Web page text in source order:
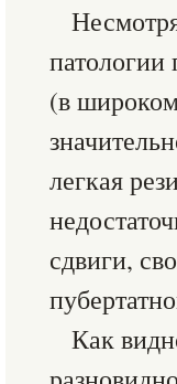
патологии
(в
легкая
сдвиги,
Как